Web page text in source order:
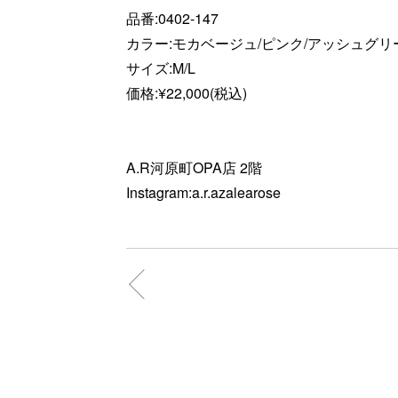
品番:0402-147
カラー:モカベージュ/ピンク/アッシュグ
サイズ:M/L
価格:¥22,000(税込)
A.R河原町OPA店 2階
Instagram:a.r.azalearose